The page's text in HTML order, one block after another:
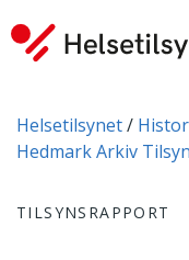
Du er her:
Helsetilsynet
Hedmark Arkiv
TILSYNSRAPPORT